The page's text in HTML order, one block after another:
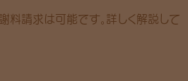
料請求は可能です。詳しく解説して